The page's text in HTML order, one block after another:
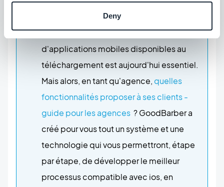
Deny
Vous l'aurez compris, le développement
d'applications mobiles disponibles au
téléchargement est aujourd'hui essentiel.
Mais alors, en tant qu'agence, quelles
fonctionnalités proposer à ses clients -
guide pour les agences ? GoodBarber a
créé pour vous tout un système et une
technologie qui vous permettront, étape
par étape, de développer le meilleur
processus compatible avec ios, en